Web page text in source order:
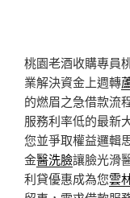
桃園老酒收購專員
業解決資金上週轉
的燃眉之急借款流
服務利率低的最新
您並爭取權益邏輯
金醫洗臉讓臉光滑
利貸優惠成為您雲